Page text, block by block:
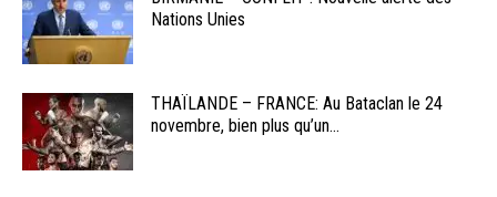
Nations Unies
THAÏLANDE – FRANCE: Au Bataclan le 24
novembre, bien plus qu’un...